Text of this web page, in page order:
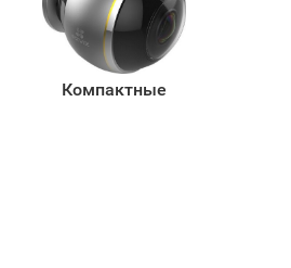
Компактные